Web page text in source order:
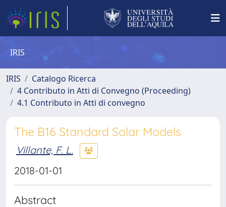
IRIS
IRIS
Catalogo Ricerca
4 Contributo in Atti di Convegno (Proceeding)
4.1 Contributo in Atti di convegno
The B16 Standard Solar Models
Villante, F. L.
2018-01-01
Abstract